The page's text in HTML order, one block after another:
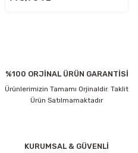
%100 ORJİNAL ÜRÜN GARANTİSİ
Ürünlerimizin Tamamı Orjinaldir. Taklit
Ürün Satılmamaktadır
KURUMSAL & GÜVENLİ